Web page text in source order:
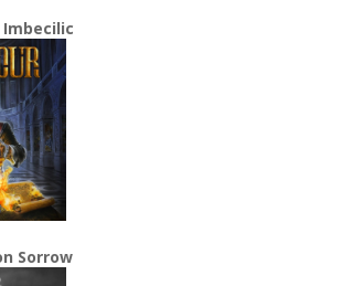
Imbecilic
Sorrow